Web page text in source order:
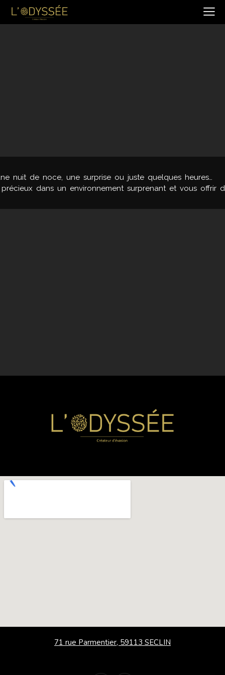
nuit de noce, une surprise ou juste quelques heures…
dans un environnement surprenant et vous offrir
71 rue Parmentier, 59113 SECLIN